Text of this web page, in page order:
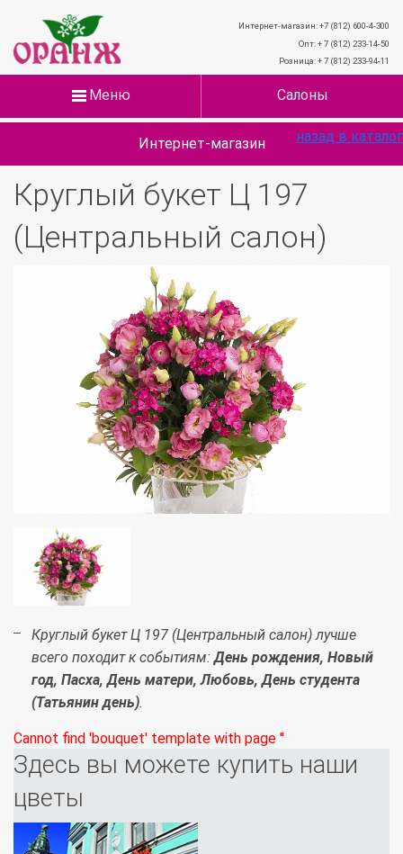
Интернет-магазин: +7 (812) 600-4-300
Опт: + 7 (812) 233-14-50
Розница: + 7 (812) 233-94-11
Меню Салоны
Интернет-магазин
Круглый букет Ц 197
(Центральный салон)
назад в каталог
Круглый букет Ц 197 (Центральный салон) лучше
всего походит к событиям:День рождения, Новый
год, Пасха, День матери, Любовь, День студента
(Татьянин день).
Cannot find 'bouquet' template with page ''
Здесь вы можете купить наши
цветы